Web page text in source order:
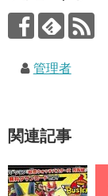
管理者
関連記事